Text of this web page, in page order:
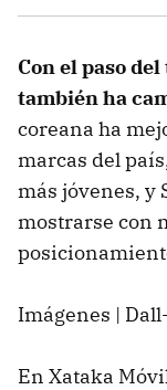
Con el paso
también ha
coreana ha
marcas del
más jóvenes, y
mostrarse con
Imágenes |
En Xataka